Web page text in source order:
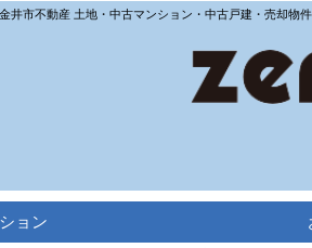
井市不動産 土地・中古マンション・中古戸建・売却物
ョン